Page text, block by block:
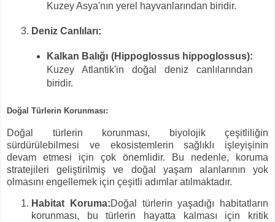
Kuzey Asya'nın yerel hayvanlarından biridir.
Deniz Canlıları:
Kalkan Balığı (Hippoglossus hippoglossus):
Kuzey Atlantik'in doğal deniz canlılarından
biridir.
Doğal Türlerin Korunması:
Doğal türlerin korunması, biyolojik çeşitliliğin
sürdürülebilmesi ve ekosistemlerin sağlıklı işleyişinin
devam etmesi için çok önemlidir. Bu nedenle, koruma
stratejileri geliştirilmiş ve doğal yaşam alanlarının yok
olmasını engellemek için çeşitli adımlar atılmaktadır.
Habitat Koruma:Doğal türlerin yaşadığı habitatların
korunması, bu türlerin hayatta kalması için kritik